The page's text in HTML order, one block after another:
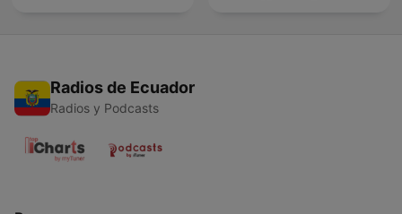
Radios de Ecuador
Radios y Podcasts